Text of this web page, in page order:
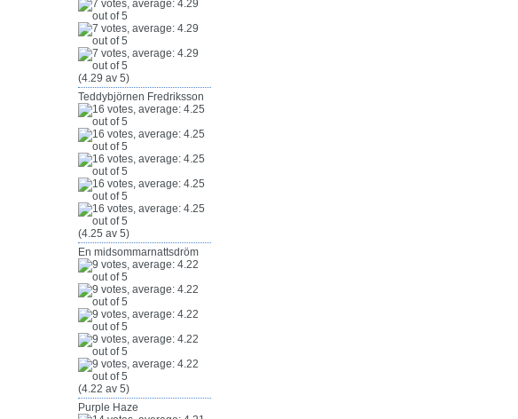
(4.29 av 5)
Teddybjörnen Fredriksson
(4.25 av 5)
En midsommarnattsdröm
(4.22 av 5)
Purple Haze